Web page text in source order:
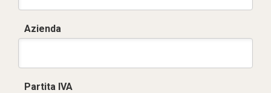
Azienda
Partita IVA